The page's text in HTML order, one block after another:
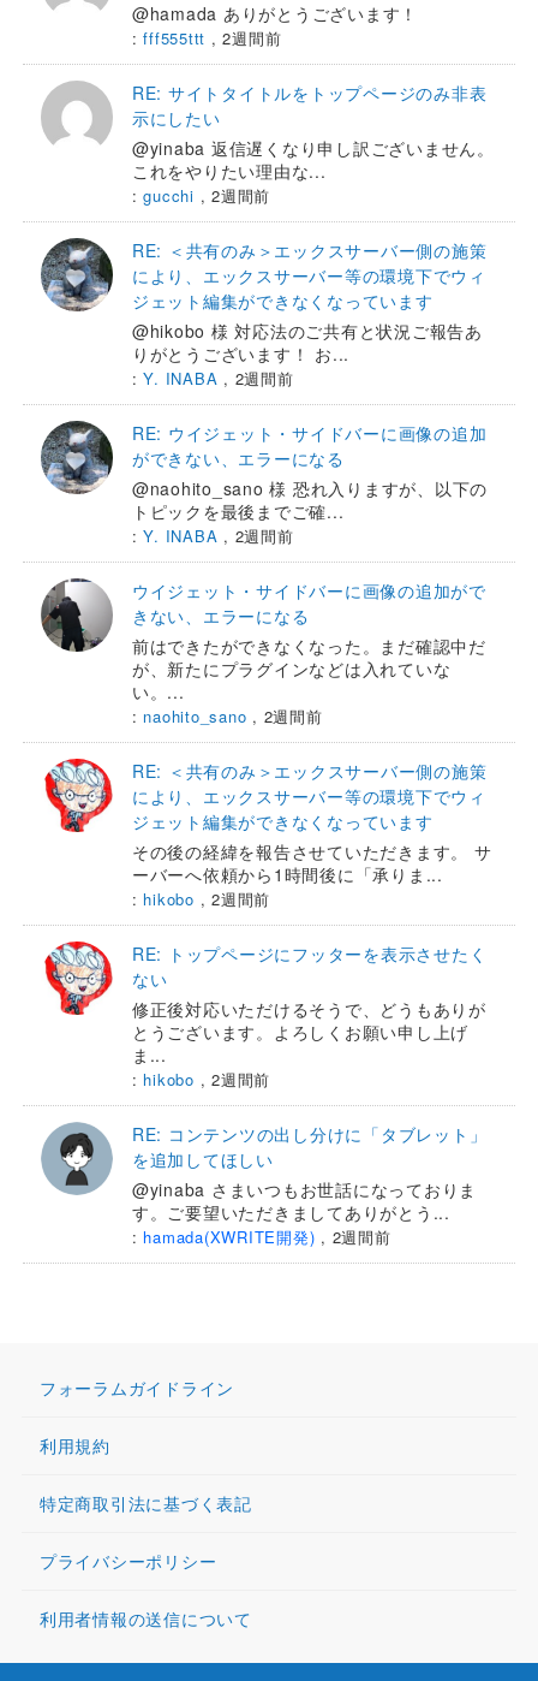
@hamada ありがとうございます！
:fff555ttt ,2週間前
RE: サイトタイトルをトップページのみ非表
示にしたい
@yinaba 返信遅くなり申し訳ございません。
これをやりたい理由な...
:gucchi ,2週間前
RE: ＜共有のみ＞エックスサーバー側の施策
により、エックスサーバー等の環境下でウィ
ジェット編集ができなくなっています
@hikobo 様 対応法のご共有と状況ご報告あ
りがとうございます！ お...
:Y. INABA , 2週間前
RE: ウイジェット・サイドバーに画像の追加
ができない、エラーになる
@naohito_sano 様 恐れ入りますが、以下の
トピックを最後までご確...
:Y. INABA , 2週間前
ウイジェット・サイドバーに画像の追加がで
きない、エラーになる
前はできたができなくなった。まだ確認中だ
が、新たにプラグインなどは入れていな
い。...
: naohito_sano , 2週間前
RE: ＜共有のみ＞エックスサーバー側の施策
により、エックスサーバー等の環境下でウィ
ジェット編集ができなくなっています
その後の経緯を報告させていただきます。 サ
ーバーへ依頼から1時間後に「承りま...
: hikobo ,2週間前
RE: トップページにフッターを表示させたく
ない
修正後対応いただけるそうで、どうもありが
とうございます。よろしくお願い申し上げ
ま...
: hikobo ,2週間前
RE: コンテンツの出し分けに「タブレット」
を追加してほしい
@yinaba さまいつもお世話になっておりま
す。ご要望いただきましてありがとう...
: hamada(XWRITE開発) , 2週間前
フォーラムガイドライン
利用規約
特定商取引法に基づく表記
プライバシーポリシー
利用者情報の送信について